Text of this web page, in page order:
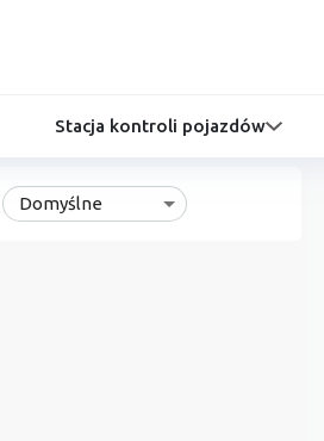
Stacja kontroli pojazdów
Domyślne